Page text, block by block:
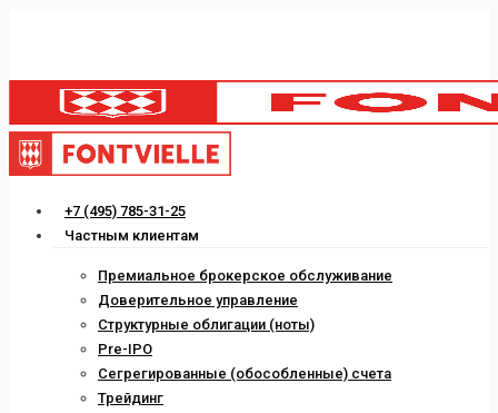
content
Menu
+7 (495) 785-31-25
Частным клиентам
Премиальное брокерское обслуживание
Доверительное управление
Структурные облигации (ноты)
Pre-IPO
Сегрегированные (обособленные) счета
Трейдинг